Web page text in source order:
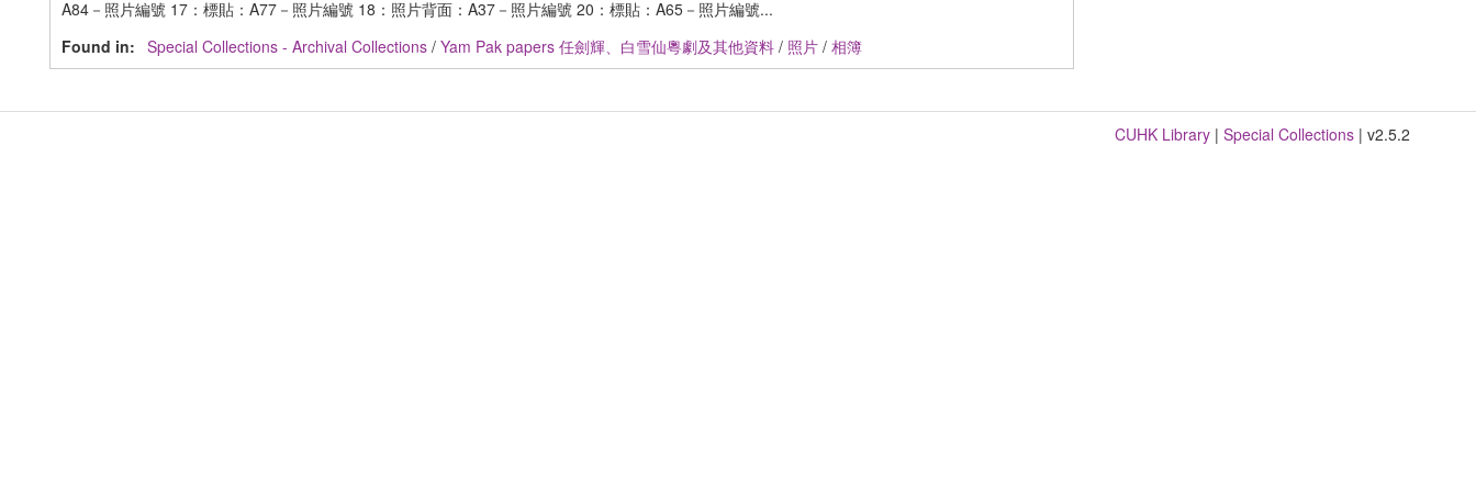
A84－照片編號 17：標貼：A77－照片編號 18：照片背面：A37－照片編號 20：標貼：A65－照片編號...
Found in: Special Collections - Archival Collections / Yam Pak papers 任劍輝、白雪仙粵劇及其他資料 / 照片 / 相簿
CUHK Library | Special Collections | v2.5.2